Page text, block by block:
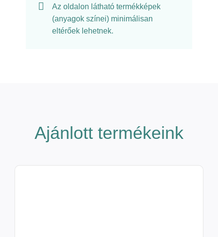
Az oldalon látható termékképek
(anyagok színei) minimálisan
eltérőek lehetnek.
Ajánlott termékeink